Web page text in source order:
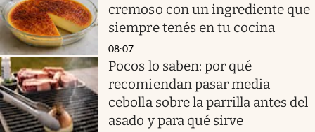
cremoso con un ingrediente que
siempre tenés en tu cocina
08:07
Pocos lo saben: por qué
recomiendan pasar media
cebolla sobre la parrilla antes del
asado y para qué sirve